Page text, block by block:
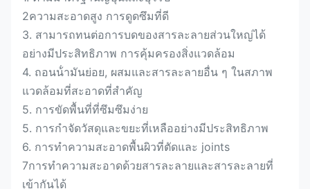
2ความสะอาดสูง การดูดซึมที่ดี
3. สามารถทนต่อการบดของสารละลายส่วนใหญ่ได้
อย่างมีประสิทธิภาพ การคุ้มครองสิ่งแวดล้อม
4. ถอนน้ํามันย่อย, ผสมและสารละลายอื่น ๆ ในสภาพ
แวดล้อมที่สะอาดที่สําคัญ
5. การขัดพื้นที่ที่ซึมซึมง่าย
5. การกําจัดวัสดุและขยะที่เหลืออย่างมีประสิทธิภาพ
6. การทําความสะอาดพื้นผิวที่ตัดและ joints
7การทําความสะอาดด้วยสารละลายและสารละลายที่
เข้ากันได้